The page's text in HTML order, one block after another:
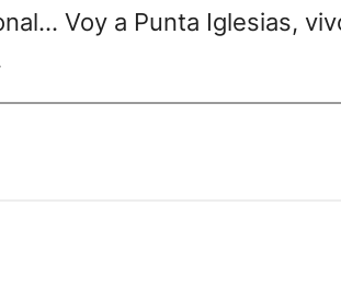
Voy a Punta Iglesias,